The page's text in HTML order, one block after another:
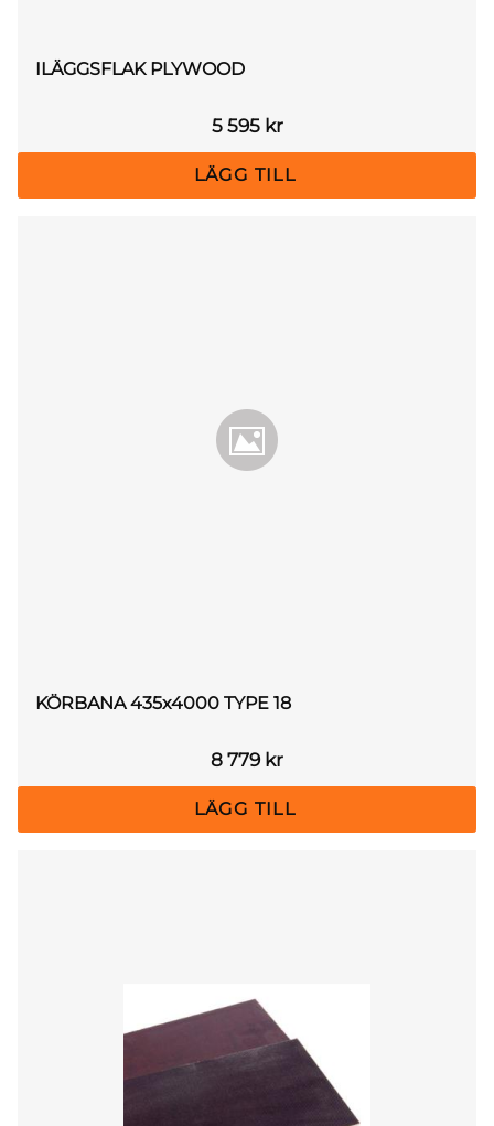
ILÄGGSFLAK PLYWOOD
5 595kr
KÖRBANA 435x4000 TYPE 18
8 779kr